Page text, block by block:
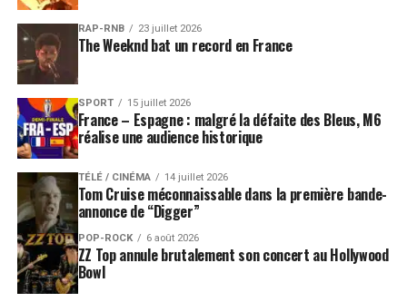
RAP-RNB 23 juillet 2026
The Weeknd bat un record en France
SPORT 15 juillet 2026
France – Espagne : malgré la défaite des Bleus, M6
réalise une audience historique
TÉLÉ / CINÉMA 14 juillet 2026
Tom Cruise méconnaissable dans la première bande-
annonce de “Digger”
POP-ROCK 6 août 2026
ZZ Top annule brutalement son concert au Hollywood
Bowl